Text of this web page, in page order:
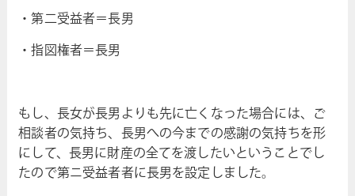
・第二受益者＝長男
・指図権者＝長男
もし、長女が長男よりも先に亡くなった場合には、ご
相談者の気持ち、長男への今までの感謝の気持ちを形
にして、長男に財産の全てを渡したいということでし
たので第ニ受益者者に長男を設定しました。